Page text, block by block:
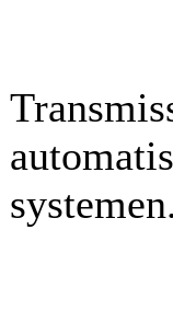
systemen.